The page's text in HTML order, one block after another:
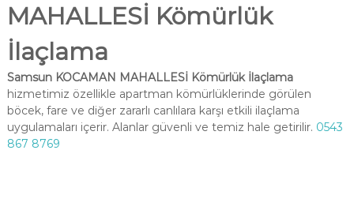
MAHALLESİ Kömürlük
İlaçlama
Samsun KOCAMAN MAHALLESİ Kömürlük İlaçlama
hizmetimiz özellikle apartman kömürlüklerinde görülen
böcek, fare ve diğer zararlı canlılara karşı etkili ilaçlama
uygulamaları içerir. Alanlar güvenli ve temiz hale getirilir. 0543
867 8769